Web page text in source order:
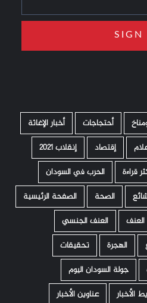
أحتجاجات
أخبار الإغاثة
إقتصاد
إنقلاب 2021
قراءة
الحرب في السودان
الصحة
الصفحة الرئيسية
العنف
العنف الجنسي
الهجرة
تحقيقات
جولة السودان اليوم
الأخبار عناوين الأخبار